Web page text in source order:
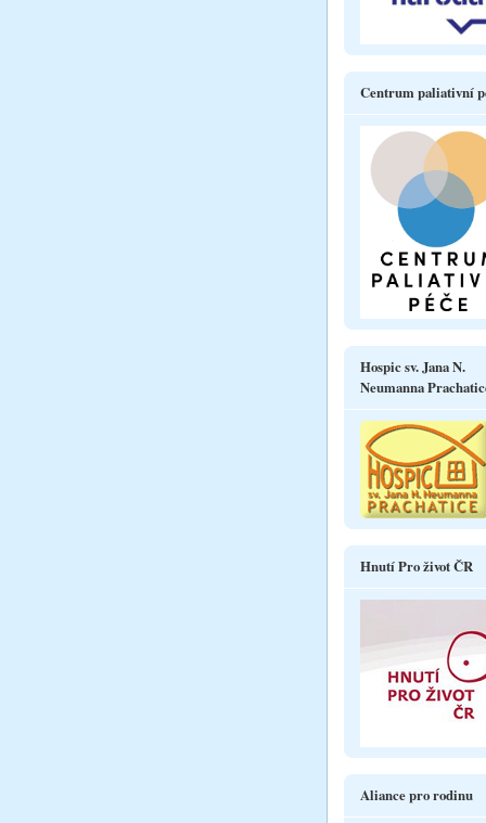
Centrum paliativní
Hospic sv. Jana N.
Neumanna
Hnutí Pro život ČR
Aliance pro rodinu